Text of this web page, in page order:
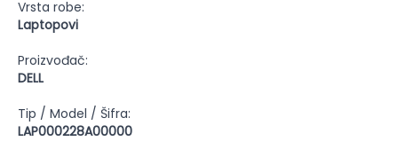
Vrsta robe:
Laptopovi
Proizvođač:
DELL
Tip / Model / Šifra:
LAP000228A00000